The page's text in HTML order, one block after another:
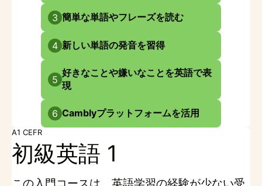
3 簡単な単語やフレーズを読む
4 新しい単語の発音を習得
5
好きなことや嫌いなことを英語で表
現
6 Camblyプラットフォームを活用
A1 CEFR
初級英語 1